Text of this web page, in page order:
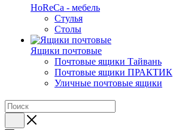
HoReCa - мебель
Стулья
Столы
Ящики почтовые
Почтовые ящики Тайвань
Почтовые ящики ПРАКТИК
Уличные почтовые ящики